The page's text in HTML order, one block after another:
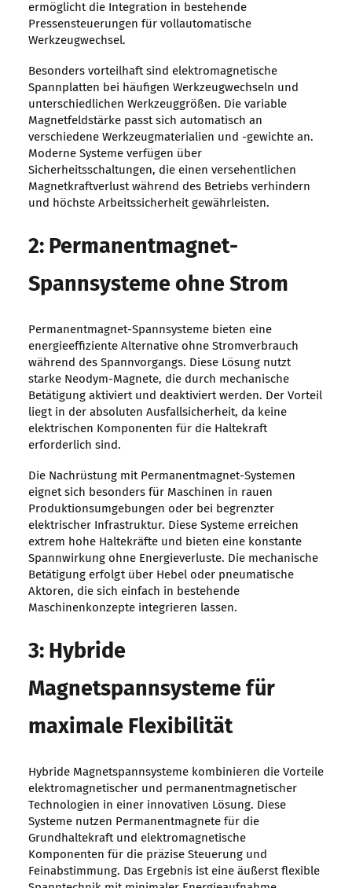
ermöglicht die Integration in bestehende
Pressensteuerungen für vollautomatische
Werkzeugwechsel.
Besonders vorteilhaft sind elektromagnetische
Spannplatten bei häufigen Werkzeugwechseln und
unterschiedlichen Werkzeuggrößen. Die variable
Magnetfeldstärke passt sich automatisch an
verschiedene Werkzeugmaterialien und -gewichte an.
Moderne Systeme verfügen über
Sicherheitsschaltungen, die einen versehentlichen
Magnetkraftverlust während des Betriebs verhindern
und höchste Arbeitssicherheit gewährleisten.
2: Permanentmagnet-
Spannsysteme ohne Strom
Permanentmagnet-Spannsysteme bieten eine
energieeffiziente Alternative ohne Stromverbrauch
während des Spannvorgangs. Diese Lösung nutzt
starke Neodym-Magnete, die durch mechanische
Betätigung aktiviert und deaktiviert werden. Der Vorteil
liegt in der absoluten Ausfallsicherheit, da keine
elektrischen Komponenten für die Haltekraft
erforderlich sind.
Die Nachrüstung mit Permanentmagnet-Systemen
eignet sich besonders für Maschinen in rauen
Produktionsumgebungen oder bei begrenzter
elektrischer Infrastruktur. Diese Systeme erreichen
extrem hohe Haltekräfte und bieten eine konstante
Spannwirkung ohne Energieverluste. Die mechanische
Betätigung erfolgt über Hebel oder pneumatische
Aktoren, die sich einfach in bestehende
Maschinenkonzepte integrieren lassen.
3: Hybride
Magnetspannsysteme für
maximale Flexibilität
Hybride Magnetspannsysteme kombinieren die Vorteile
elektromagnetischer und permanentmagnetischer
Technologien in einer innovativen Lösung. Diese
Systeme nutzen Permanentmagnete für die
Grundhaltekraft und elektromagnetische
Komponenten für die präzise Steuerung und
Feinabstimmung. Das Ergebnis ist eine äußerst flexible